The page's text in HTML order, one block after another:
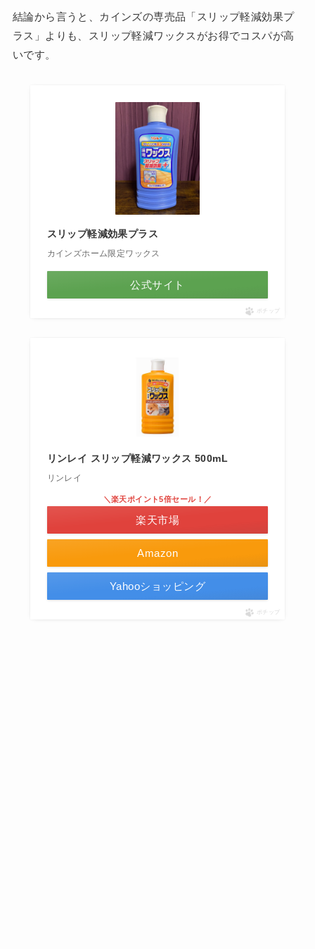
結論から言うと、カインズの専売品「スリップ軽減効果プ
ラス」よりも、スリップ軽減ワックスがお得でコスパが高
いです。
スリップ軽減効果プラス
カインズホーム限定ワックス
公式サイト
ポチップ
リンレイ スリップ軽減ワックス 500mL
リンレイ
Amazon
＼楽天ポイント5倍セール！／
楽天市場
Yahooショッピング
ポチップ